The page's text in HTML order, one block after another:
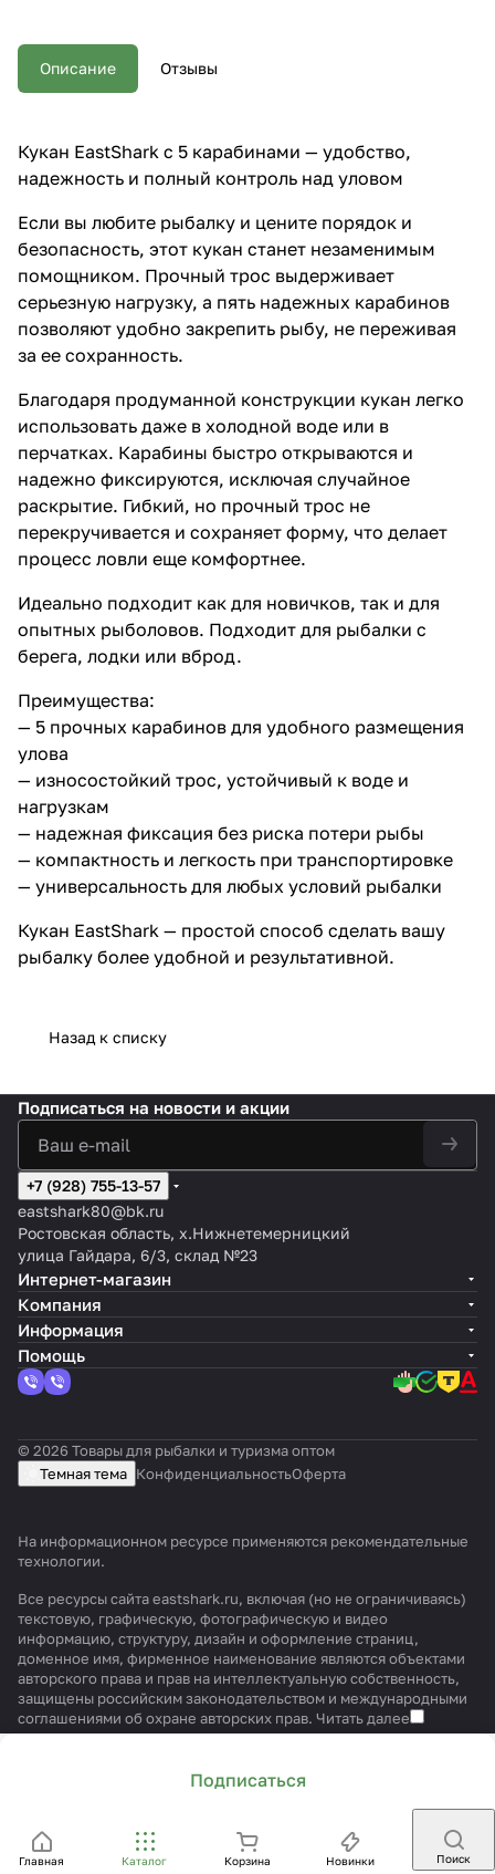
Описание Отзывы
Кукан EastShark с 5 карабинами — удобство,
надежность и полный контроль над уловом
Если вы любите рыбалку и цените порядок и
безопасность, этот кукан станет незаменимым
помощником. Прочный трос выдерживает
серьезную нагрузку, а пять надежных карабинов
позволяют удобно закрепить рыбу, не переживая
за ее сохранность.
Благодаря продуманной конструкции кукан легко
использовать даже в холодной воде или в
перчатках. Карабины быстро открываются и
надежно фиксируются, исключая случайное
раскрытие. Гибкий, но прочный трос не
перекручивается и сохраняет форму, что делает
процесс ловли еще комфортнее.
Идеально подходит как для новичков, так и для
опытных рыболовов. Подходит для рыбалки с
берега, лодки или вброд.
Преимущества:
— 5 прочных карабинов для удобного размещения
улова
— износостойкий трос, устойчивый к воде и
нагрузкам
— надежная фиксация без риска потери рыбы
— компактность и легкость при транспортировке
— универсальность для любых условий рыбалки
Кукан EastShark — простой способ сделать вашу
рыбалку более удобной и результативной.
Назад к списку
Подписаться
Главная Каталог Корзина Новинки Поиск
Подписаться на новости и акции
+7 (928) 755-13-57
eastshark80@bk.ru
Ростовская область, х.Нижнетемерницкий
улица Гайдара, 6/3, склад №23
Интернет-магазин
Компания
Информация
Помощь
© 2026 Товары для рыбалки и туризма оптом
Темная тема КонфиденциальностьОферта
На информационном ресурсе применяются рекомендательные
технологии.
Все ресурсы сайта eastshark.ru, включая (но не ограничиваясь)
текстовую, графическую, фотографическую и видео
информацию, структуру, дизайн и оформление страниц,
доменное имя, фирменное наименование являются объектами
авторского права и прав на интеллектуальную собственность,
защищены российским законодательством и международными
соглашениями об охране авторских прав. Читать далее